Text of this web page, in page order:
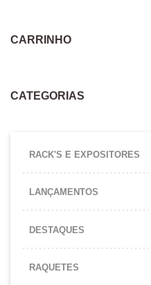
CARRINHO
CATEGORIAS
RACK'S E EXPOSITORES
LANÇAMENTOS
DESTAQUES
RAQUETES